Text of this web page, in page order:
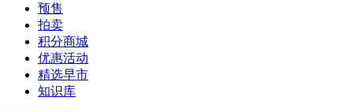
预售
拍卖
积分商城
优惠活动
精选早市
知识库